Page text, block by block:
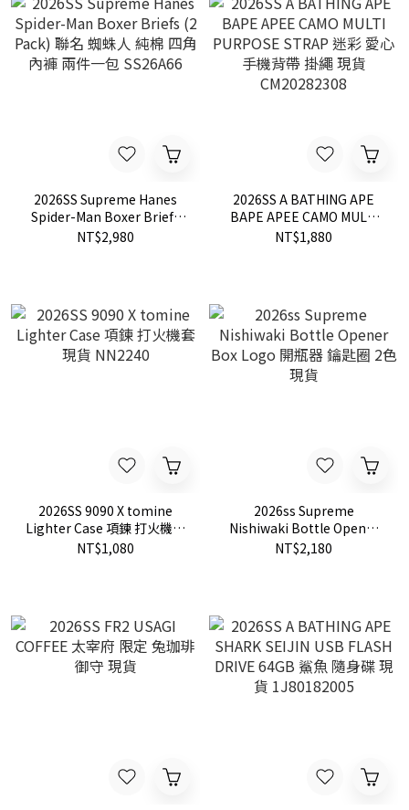
2026SS Supreme Hanes
Spider-Man Boxer Briefs
(2 Pack) 聯名 蜘蛛人 純棉 四
NT$2,980
2026SS A BATHING APE
BAPE APEE CAMO MULTI
PURPOSE STRAP 迷彩 愛心
NT$1,880
2026SS 9090 X tomine
Lighter Case 項鍊 打火機套
現貨 NN2240
NT$1,080
2026ss Supreme
Nishiwaki Bottle Opener
Box Logo 開瓶器 鑰匙圈 2
NT$2,180